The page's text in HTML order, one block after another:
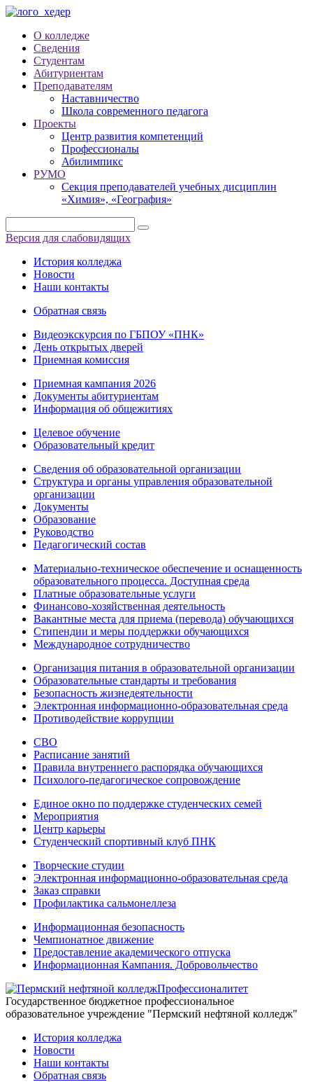
О колледже
Сведения
Студентам
Абитуриентам
Преподавателям
Наставничество
Школа современного педагога
Проекты
Центр развития компетенций
Профессионалы
Абилимпикс
РУМО
Секция преподавателей учебных дисциплин
«Химия», «География»
Версия для слабовидящих
История колледжа
Новости
Наши контакты
Обратная связь
Видеоэкскурсия по ГБПОУ «ПНК»
День открытых дверей
Приемная комиссия
Приемная кампания 2026
Дoкументы абитуриентам
Информация об общежитиях
Целевое обучение
Образовательный кредит
Сведения об образовательной организации
Структура и органы управления образовательной
организации
Документы
Образование
Руководство
Педагогический состав
Материально-техническое обеспечение и оснащенность
образовательного процесса. Доступная среда
Платные образовательные услуги
Финансово-хозяйственная деятельность
Вакантные места для приема (перевода) обучающихся
Стипендии и меры поддержки обучающихся
Международное сотрудничество
Организация питания в образовательной организации
Образовательные стандарты и требования
Безопасность жизнедеятельности
Электронная информационно-образовательная среда
Противодействие коррупции
СВО
Расписание занятий
Правила внутреннего распорядка обучающихся
Психолого-педагогическое сопровождение
Единое окно по поддержке студенческих семей
Мероприятия
Центр карьеры
Студенческий спортивный клуб ПНК
Творческие студии
Электронная информационно-образовательная среда
Заказ справки
Профилактика сальмонеллеза
Информационная безопасность
Чемпионатное движение
Предоставление академического отпуска
Информационная Кампания. Добровольчество
Профессионалитет
Государственное бюджетное профессиональное
образовательное учреждение "Пермский нефтяной колледж"
История колледжа
Новости
Наши контакты
Обратная связь